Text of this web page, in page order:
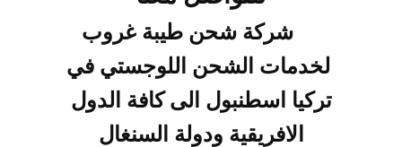
شركة شحن طيبة غروب
لخدمات الشحن اللوجستي في
تركيا اسطنبول الى كافة الدول
الافريقية ودولة السنغال